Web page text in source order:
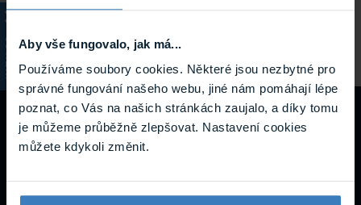
Aby vše fungovalo, jak má...
Používáme soubory cookies. Některé jsou nezbytné pro
správné fungování našeho webu, jiné nám pomáhají lépe
poznat, co Vás na našich stránkách zaujalo, a díky tomu
je můžeme průběžně zlepšovat. Nastavení cookies
můžete kdykoli změnit.
KATALOG
Výrobce
Návody a
podpora